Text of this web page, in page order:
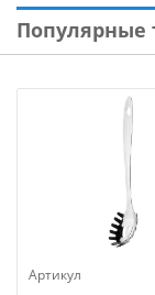
Изготовлено
Популярные
Артикул